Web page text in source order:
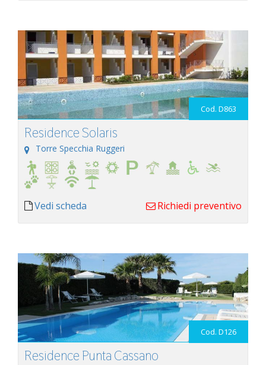
Cod. D863
Residence Solaris
Torre Specchia Ruggeri
Vedi scheda Richiedi preventivo
Cod. D126
Residence Punta Cassano